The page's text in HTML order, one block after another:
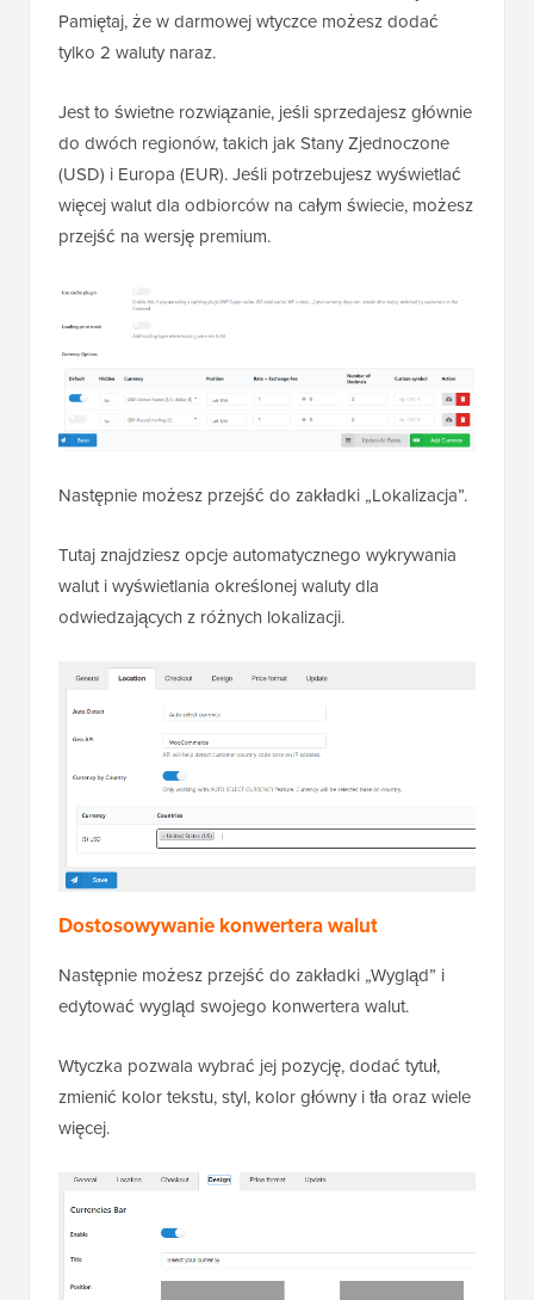
Pamiętaj, że w darmowej wtyczce możesz dodać
tylko 2 waluty naraz.
Jest to świetne rozwiązanie, jeśli sprzedajesz głównie
do dwóch regionów, takich jak Stany Zjednoczone
(USD) i Europa (EUR). Jeśli potrzebujesz wyświetlać
więcej walut dla odbiorców na całym świecie, możesz
przejść na wersję premium.
Następnie możesz przejść do zakładki „Lokalizacja”.
Tutaj znajdziesz opcje automatycznego wykrywania
walut i wyświetlania określonej waluty dla
odwiedzających z różnych lokalizacji.
Dostosowywanie konwertera walut
Następnie możesz przejść do zakładki „Wygląd” i
edytować wygląd swojego konwertera walut.
Wtyczka pozwala wybrać jej pozycję, dodać tytuł,
zmienić kolor tekstu, styl, kolor główny i tła oraz wiele
więcej.